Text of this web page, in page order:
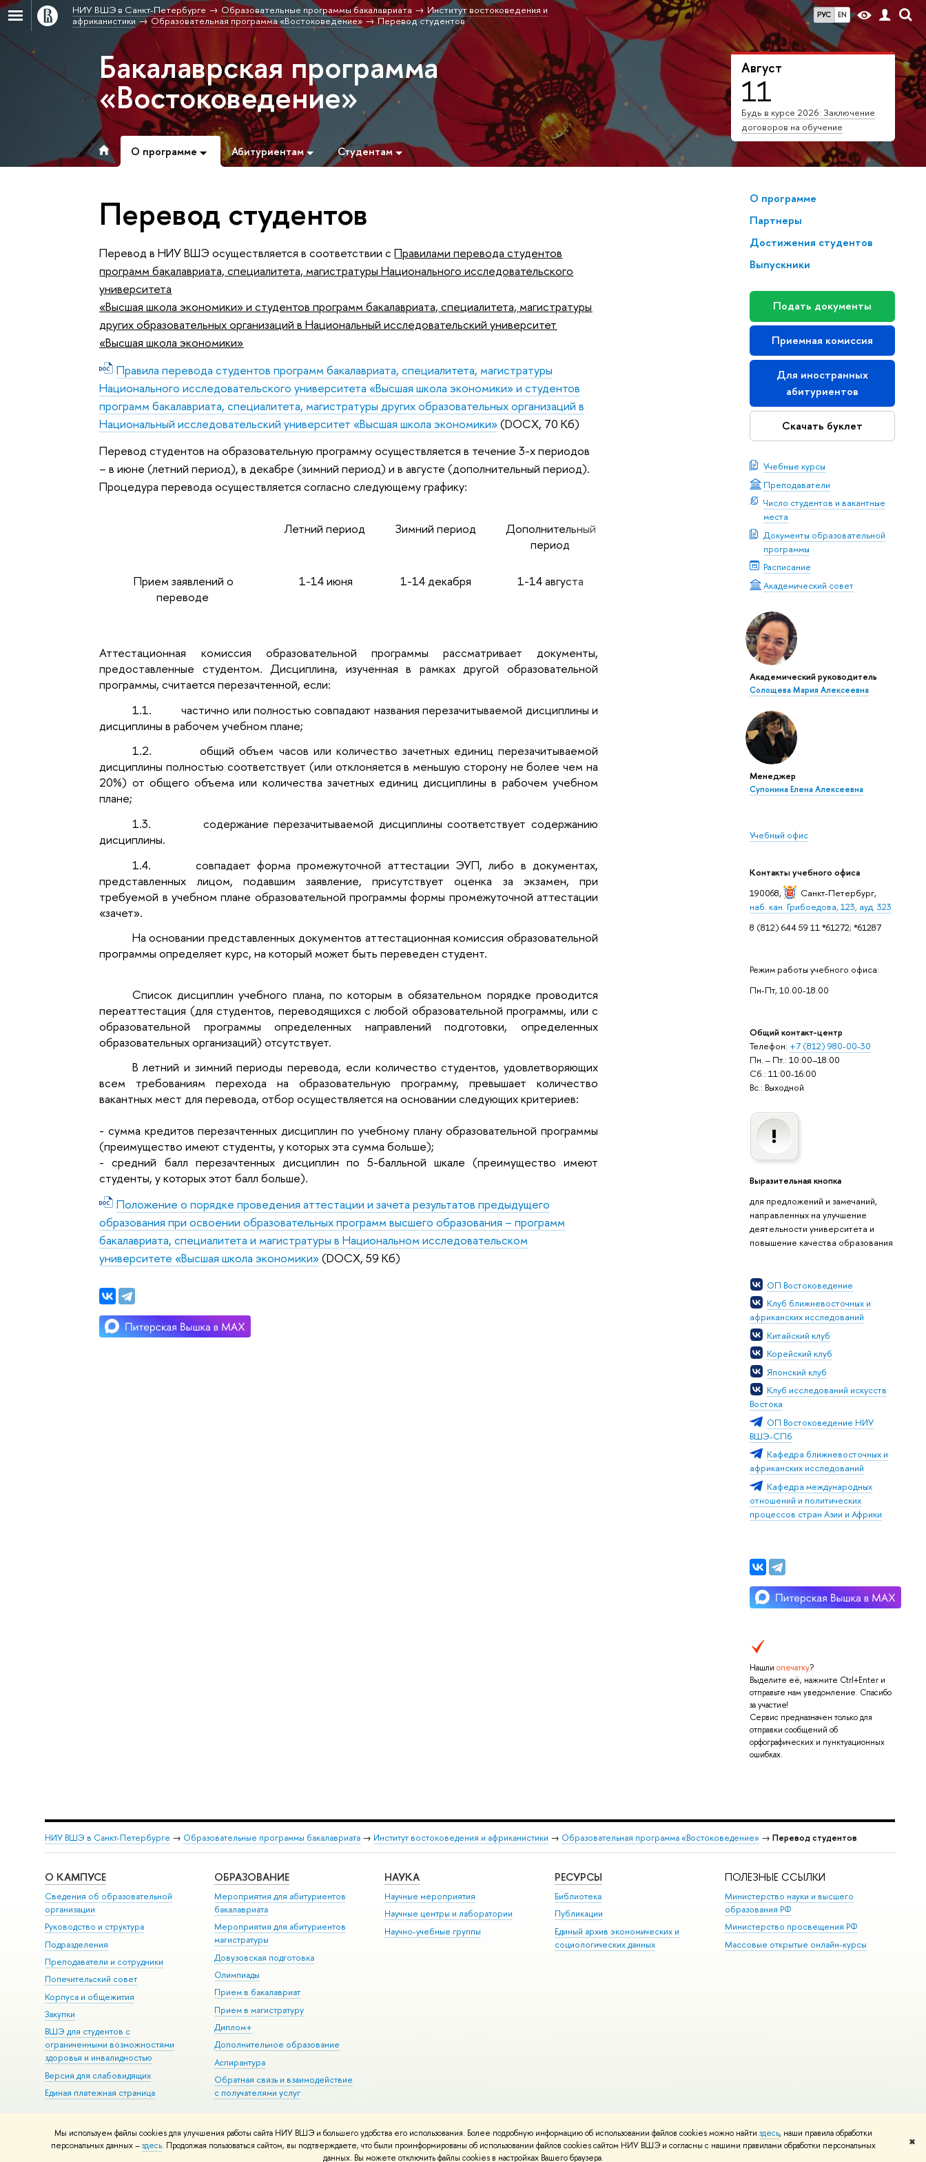
Мы используем файлы cookies для улучшения работы сайта НИУ ВШЭ и большего удобства его использования. Более подробную информацию об использовании файлов cookies можно найти здесь, наши правила обработки
персональных данных –здесь. Продолжая пользоваться сайтом, вы подтверждаете, что были проинформированы об использовании файлов cookies сайтом НИУ ВШЭ и согласны с нашими правилами обработки персональных
данных. Вы можете отключить файлы cookies в настройках Вашего браузера.
✖
РУС EN
НИУ ВШЭ в Санкт-Петербурге Образовательные программы бакалавриата
Институт востоковедения и
африканистики
Образовательная программа «Востоковедение» Перевод студентов
Август
11
Будь в курсе 2026: Заключение
договоров на обучение
Бакалаврская программа
«Востоковедение»
О программе Абитуриентам Студентам
О программе
Партнеры
Достижения студентов
Выпускники
Подать документы
Приемная комиссия
Для иностранных
абитуриентов
Скачать буклет
Учебные курсы
Преподаватели
Число студентов и вакантные
места
Документы образовательной
программы
Расписание
Академический совет
Академический руководитель
Солощева Мария Алексеевна
Менеджер
Супонина Елена Алексеевна
Учебный офис
Контакты учебного офиса
190068,
Санкт-Петербург,
наб. кан. Грибоедова, 123, ауд. 323
8 (812) 644 59 11 *61272; *61287
Режим работы учебного офиса:
Пн-Пт, 10.00-18.00
Общий контакт-центр
Телефон: +7 (812) 980-00-30
Пн. – Пт.: 10:00–18:00
Сб.: 11:00-16:00
Вс.: Выходной
Выразительная кнопка
для предложений и замечаний,
направленных на улучшение
деятельности университета и
повышение качества образования
ОП Востоковедение
Клуб ближневосточных и
африканских исследований
Китайский клуб
Корейский клуб
Японский клуб
Клуб исследований искусств
Востока
ОП Востоковедение НИУ
ВШЭ-СПб
Кафедра ближневосточных и
африканских исследований
Кафедра международных
отношений и политических
процессов стран Азии и Африки
Нашли опечатку?
Выделите её, нажмите Ctrl+Enter и
отправьте нам уведомление. Спасибо
за участие!
Сервис предназначен только для
отправки сообщений об
орфографических и пунктуационных
ошибках.
Перевод студентов
Перевод в НИУ ВШЭ осуществляется в соответствии сПравилами перевода студентов
программ бакалавриата, специалитета, магистратуры Национального исследовательского
университета
«Высшая школа экономики» и студентов программ бакалавриата, специалитета, магистратуры
других образовательных организаций в Национальный исследовательский университет
«Высшая школа экономики»
Правила перевода студентов программ бакалавриата, специалитета, магистратуры
Национального исследовательского университета «Высшая школа экономики» и студентов
программ бакалавриата, специалитета, магистратуры других образовательных организаций в
Национальный исследовательский университет «Высшая школа экономики»(DOCX, 70 Кб)
Перевод студентов на образовательную программу осуществляется в течение 3-х периодов
– в июне (летний период), в декабре (зимний период) и в августе (дополнительный период).
Процедура перевода осуществляется согласно следующему графику:
Летний период Зимний период
Дополнительный
период
Прием заявлений о
переводе
1-14 июня 1-14 декабря 1-14 августа
Аттестационная комиссия образовательной программы рассматривает документы,
предоставленные студентом. Дисциплина, изученная в рамках другой образовательной
программы, считается перезачтенной, если:
1.1.
частично или полностью совпадают названия перезачитываемой дисциплины и
дисциплины в рабочем учебном плане;
1.2.
общий объем часов или количество зачетных единиц перезачитываемой
дисциплины полностью соответствует (или отклоняется в меньшую сторону не более чем на
20%) от общего объема или количества зачетных единиц дисциплины в рабочем учебном
плане;
1.3.
содержание перезачитываемой дисциплины соответствует содержанию
дисциплины.
1.4.
совпадает форма промежуточной аттестации ЭУП, либо в документах,
представленных лицом, подавшим заявление, присутствует оценка за экзамен, при
требуемой в учебном плане образовательной программы формы промежуточной аттестации
«зачет».
На основании представленных документов аттестационная комиссия образовательной
программы определяет курс, на который может быть переведен студент.
Список дисциплин учебного плана, по которым в обязательном порядке проводится
переаттестация (для студентов, переводящихся с любой образовательной программы, или с
образовательной программы определенных направлений подготовки, определенных
образовательных организаций) отсутствует.
В летний и зимний периоды перевода, если количество студентов, удовлетворяющих
всем требованиям перехода на образовательную программу, превышает количество
вакантных мест для перевода, отбор осуществляется на основании следующих критериев:
- сумма кредитов перезачтенных дисциплин по учебному плану образовательной программы
(преимущество имеют студенты, у которых эта сумма больше);
-средний балл перезачтенных дисциплин по 5-балльной шкале (преимущество имеют
студенты, у которых этот балл больше).
Положение о порядке проведения аттестации и зачета результатов предыдущего
образования при освоении образовательных программ высшего образования – программ
бакалавриата, специалитета и магистратуры в Национальном исследовательском
университете «Высшая школа экономики»(DOCX, 59 Кб)
НИУ ВШЭ в Санкт-Петербурге → Образовательные программы бакалавриата→ Институт востоковедения и африканистики → Образовательная программа «Востоковедение» → Перевод студентов
О КАМПУСЕ
Сведения об образовательной
организации
Руководство и структура
Подразделения
Преподаватели и сотрудники
Попечительский совет
Корпуса и общежития
Закупки
ВШЭ для студентов с
ограниченными возможностями
здоровья и инвалидностью
Версия для слабовидящих
Единая платежная страница
ОБРАЗОВАНИЕ
Мероприятия для абитуриентов
бакалавриата
Мероприятия для абитуриентов
магистратуры
Довузовская подготовка
Олимпиады
Прием в бакалавриат
Прием в магистратуру
Диплом+
Дополнительное образование
Аспирантура
Обратная связь и взаимодействие
с получателями услуг
НАУКА
Научные мероприятия
Научные центры и лаборатории
Научно-учебные группы
РЕСУРСЫ
Библиотека
Публикации
Единый архив экономических и
социологических данных
ПОЛЕЗНЫЕ ССЫЛКИ
Министерство науки и высшего
образования РФ
Министерство просвещения РФ
Массовые открытые онлайн-курсы
Редактору
© НИУ ВШЭ 1993–2026 Адреса и контакты Условия использования материалов Политика конфиденциальности Карта сайта
Шрифты HSE Sans и HSE Slab разработаны вШколе дизайна НИУ ВШЭ